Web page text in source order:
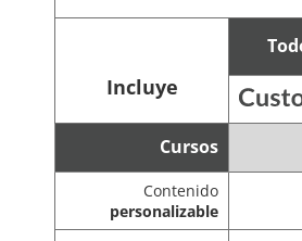
Incluye
Cursos
Contenido
personalizable